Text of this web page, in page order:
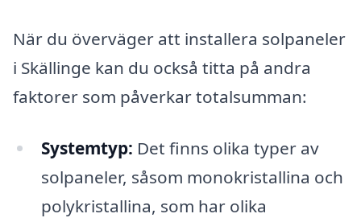
När du överväger att installera solpaneler
i Skällinge kan du också titta på andra
faktorer som påverkar totalsumman:
Systemtyp: Det finns olika typer av
solpaneler, såsom monokristallina och
polykristallina, som har olika